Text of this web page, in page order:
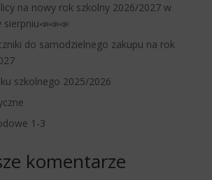
na nowy rok szkolny 2026/2027 w
do samodzielnego zakupu na rok
szkolnego 2025/2026
1-3
komentarze